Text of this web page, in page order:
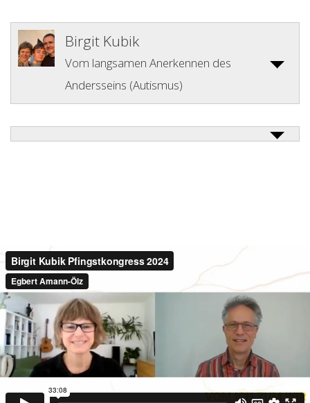
Birgit Kubik
Vom langsamen Anerkennen des
Andersseins (Autismus)